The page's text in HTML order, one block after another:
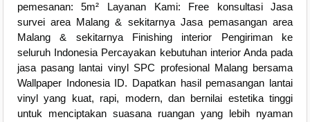
pemesanan: 5m² Layanan Kami: Free konsultasi Jasa
survei area Malang & sekitarnya Jasa pemasangan area
Malang & sekitarnya Finishing interior Pengiriman ke
seluruh Indonesia Percayakan kebutuhan interior Anda pada
jasa pasang lantai vinyl SPC profesional Malang bersama
Wallpaper Indonesia ID. Dapatkan hasil pemasangan lantai
vinyl yang kuat, rapi, modern, dan bernilai estetika tinggi
untuk menciptakan suasana ruangan yang lebih nyaman